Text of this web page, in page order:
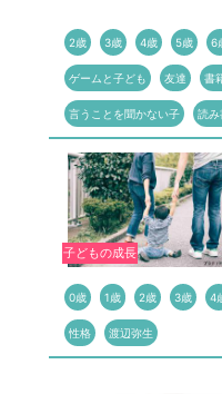
2歳 3歳 4歳 5歳 6
ゲームと子ども 友達 書
言うことを聞かない子 読み
子どもの成長
0歳 1歳 2歳 3歳 4
性格 渡辺弥生